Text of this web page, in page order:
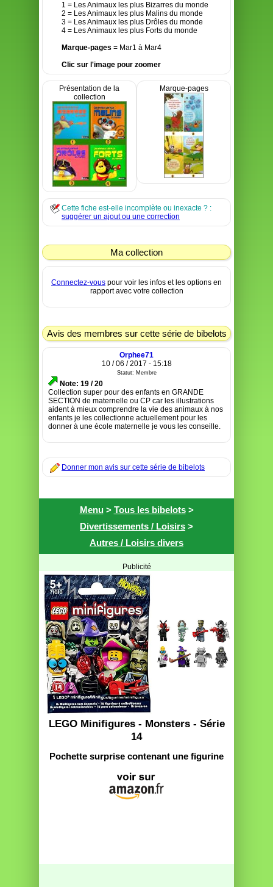
1 = Les Animaux les plus Bizarres du monde
2 = Les Animaux les plus Malins du monde
3 = Les Animaux les plus Drôles du monde
4 = Les Animaux les plus Forts du monde
Marque-pages = Mar1 à Mar4
Clic sur l'image pour zoomer
Présentation de la
collection
Marque-pages
Cette fiche est-elle incomplète ou inexacte ? :
suggérer un ajout ou une correction
Ma collection
Connectez-vous pour voir les infos et les options en
rapport avec votre collection
Avis des membres sur cette série de bibelots
Orphee71
10 / 06 / 2017 - 15:18
Statut: Membre
Note: 19 / 20
Collection super pour des enfants en GRANDE
SECTION de maternelle ou CP car les illustrations
aident à mieux comprendre la vie des animaux à nos
enfants je les collectionne actuellement pour les
donner à une école maternelle je vous les conseille.
Donner mon avis sur cette série de bibelots
Menu> Tous les bibelots>
Divertissements / Loisirs >
Autres / Loisirs divers
Publicité
LEGO Minifigures - Monsters - Série
14
Pochette surprise contenant une figurine